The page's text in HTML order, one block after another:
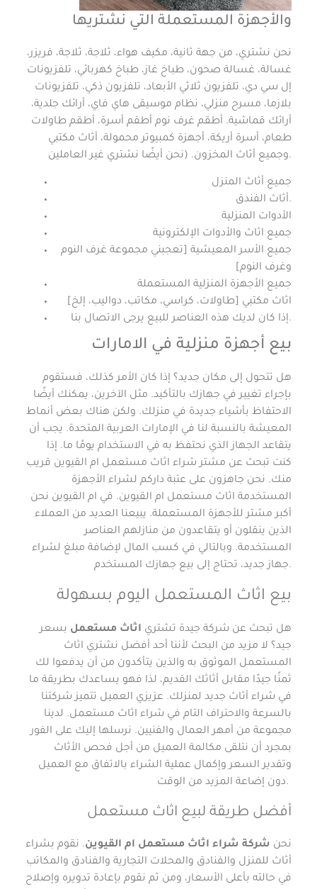
والأجهزة المستعملة التي نشتريها
نحن نشتري، من جهة ثانية، مكيف هواء، ثلاجة، ثلاجة، فريزر،
غسالة، غسالة صحون، طباخ غاز، طباخ كهربائي، تلفزيونات
إل سي دي، تلفزيون ثلاثي الأبعاد، تلفزيون ذكي، تلفزيونات
بلازما، مسرح منزلي، نظام موسيقى هاي فاي، أرائك جلدية،
أرائك قماشية. أطقم غرف نوم أطقم أسرة، أطقم طاولات
طعام، أسرة أريكة، أجهزة كمبيوتر محمولة، أثاث مكتبي
وجميع أثاث المخزون. (نحن أيضًا نشتري غير العاملين.
جميع أثاث المنزل
أثاث الفندق.
الأدوات المنزلية
جميع اثاث والأدوات الإلكترونية
جميع الأسر المعيشية [تعجبني مجموعة غرف النوم
وغرف النوم]
جميع الأجهزة المنزلية المستعملة
اثاث مكتبي [طاولات، كراسي، مكاتب، دواليب، إلخ]
إذا كان لديك هذه العناصر للبيع يرجى الاتصال بنا.
بيع أجهزة منزلية في الامارات
هل تتحول إلى مكان جديد؟ إذا كان الأمر كذلك، فستقوم
بإجراء تغيير في جهازك بالتأكيد. مثل الآخرين، يمكنك أيضًا
الاحتفاظ بأشياء جديدة في منزلك. ولكن هناك بعض أنماط
المعيشة بالنسبة لنا في الإمارات العربية المتحدة. يجب أن
يتقاعد الجهاز الذي نحتفظ به في الاستخدام يومًا ما. إذا
كنت تبحث عن مشتر شراء اثاث مستعمل ام القيوين قريب
منك. نحن جاهزون على عتبة داركم لشراء الأجهزة
المستخدمة اثاث مستعمل ام القيوين. في ام القيوين نحن
أكبر مشتر للأجهزة المستعملة. يبيعنا العديد من العملاء
الذين ينقلون أو يتقاعدون من منازلهم العناصر
المستخدمة. وبالتالي في كسب المال لإضافة مبلغ لشراء
جهاز جديد، تحتاج إلى بيع جهازك المستخدم.
بيع اثاث المستعمل اليوم بسهولة
هل تبحث عن شركة جيدة تشتري اثاث مستعمل بسعر
جيد؟ لا مزيد من البحث لأننا أحد أفضل نشتري اثاث
المستعمل الموثوق به والذين يتأكدون من أن يدفعوا لك
ثمنًا جيدًا مقابل أثاثك القديم، لذا فهو يساعدك بطريقة ما
في شراء أثاث جديد لمنزلك. عزيزي العميل تتميز شركتنا
بالسرعة والاحتراف التام في شراء اثاث مستعمل. لدينا
مجموعة من أمهر العمال والفنيين. نرسلها إليك على الفور
بمجرد أن نتلقى مكالمة العميل من أجل فحص الأثاث
وتقدير السعر وإكمال عملية الشراء بالاتفاق مع العميل
دون إضاعة المزيد من الوقت.
أفضل طريقة لبيع اثاث مستعمل
نحن شركة شراء اثاث مستعمل ام القيوين. نقوم بشراء
أثاث للمنزل والفنادق والمحلات التجارية والفنادق والمكاتب
في حالته بأعلى الأسعار، ومن ثم نقوم بإعادة تدويره وإصلاح